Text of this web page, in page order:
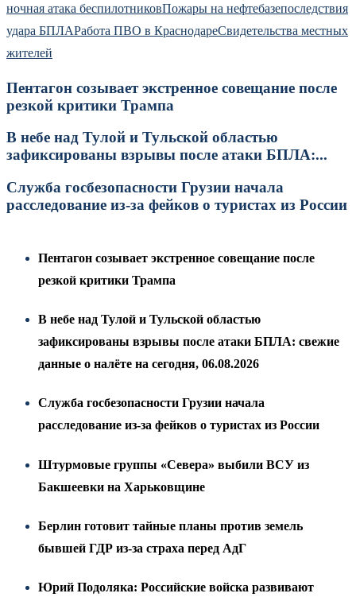
ночная атака беспилотниковПожары на нефтебазепоследствия
удара БПЛАРабота ПВО в КраснодареСвидетельства местных
жителей
Пентагон созывает экстренное совещание после
резкой критики Трампа
В небе над Тулой и Тульской областью
зафиксированы взрывы после атаки БПЛА:...
Служба госбезопасности Грузии начала
расследование из-за фейков о туристах из России
Пентагон созывает экстренное совещание после
резкой критики Трампа
В небе над Тулой и Тульской областью
зафиксированы взрывы после атаки БПЛА: свежие
данные о налёте на сегодня, 06.08.2026
Служба госбезопасности Грузии начала
расследование из-за фейков о туристах из России
Штурмовые группы «Севера» выбили ВСУ из
Бакшеевки на Харьковщине
Берлин готовит тайные планы против земель
бывшей ГДР из-за страха перед АдГ
Юрий Подоляка: Российские войска развивают